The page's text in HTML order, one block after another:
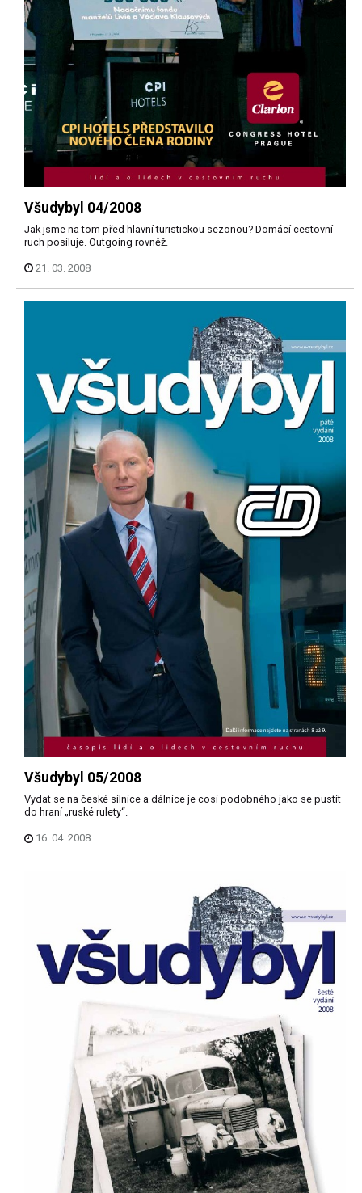
Všudybyl 04/2008
Jak jsme na tom před hlavní turistickou sezonou? Domácí cestovní
ruch posiluje. Outgoing rovněž.
21. 03. 2008
Všudybyl 05/2008
Vydat se na české silnice a dálnice je cosi podobného jako se pustit
do hraní „ruské rulety“.
16. 04. 2008